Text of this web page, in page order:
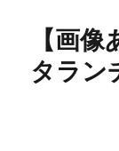
【画
タラン